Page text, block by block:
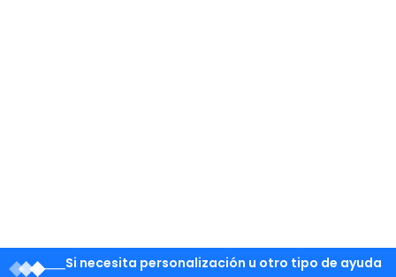
Si necesita personalización u otro tipo de ayuda